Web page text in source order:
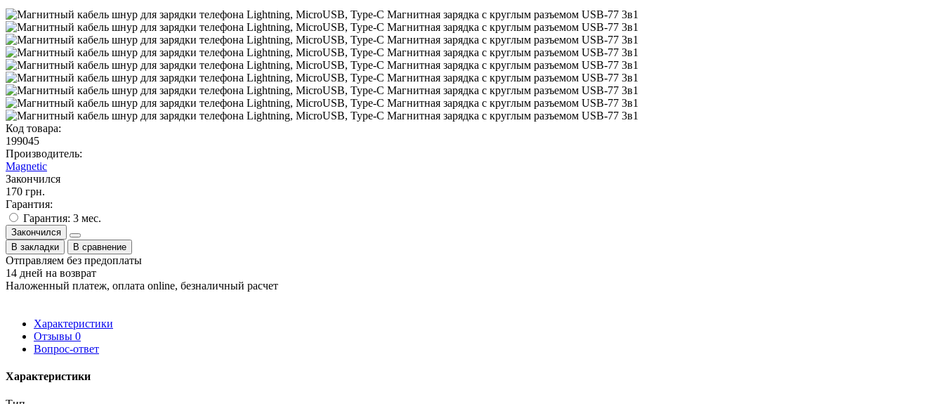
Код товара:
199045
Производитель:
Magnetic
Закончился
170 грн.
Гарантия:
Гарантия: 3 мес.
Закончился
В закладки
В сравнение
Отправляем без предоплаты
14 дней на возврат
Наложенный платеж, оплата online, безналичный расчет
Характеристики
Отзывы 0
Вопрос-ответ
Характеристики